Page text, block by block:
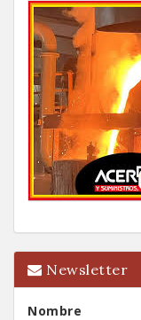
Newsletter
Nombre